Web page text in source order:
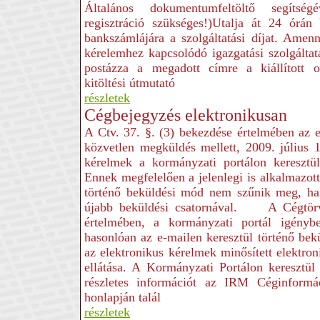
Általános dokumentumfeltöltő
regisztráció szükséges!)Utalja át 24
bankszámlájára a szolgáltatási díjat.
kérelemhez kapcsolódó igazgatási
postázza a megadott címre a kiállított
kitöltési útmutató
részletek
Cégbejegyzés elektronikusan
A Ctv. 37. §. (3) bekezdése értelmében az
közvetlen megküldés mellett, 2009. július
kérelmek a kormányzati portálon
Ennek megfelelően a jelenlegi is
történő beküldési mód nem szűnik meg,
újabb beküldési csatornával. A
értelmében, a kormányzati portál
hasonlóan az e-mailen keresztül történő
az elektronikus kérelmek minősített
ellátása. A Kormányzati Portálon
részletes információt az IRM
honlapján talál
részletek